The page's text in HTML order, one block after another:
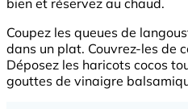
bien et réservez au chaud.
Coupez les queues de
dans un plat. Couvrez-les de
Déposez les haricots cocos
gouttes de vinaigre